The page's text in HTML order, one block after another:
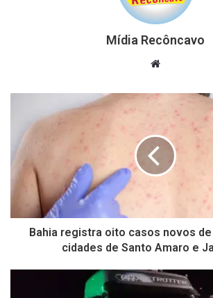
Mídia Recôncavo
Website
Bahia registra oito casos novos
cidades de Santo Amaro e